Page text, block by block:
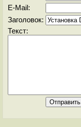
E-Mail:
Заголовок:
Текст: